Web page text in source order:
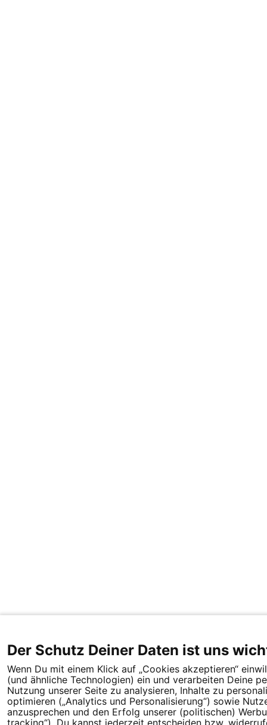
Der Schutz Deiner Daten ist uns
Wenn Du mit einem Klick auf „Cookies akzeptieren“
(und ähnliche Technologien) ein und verarbeiten Deine
Nutzung unserer Seite zu analysieren, Inhalte zu
optimieren („Analytics und Personalisierung“) sowie
anzusprechen und den Erfolg unserer (politischen)
tracking“). Du kannst jederzeit entscheiden bzw.